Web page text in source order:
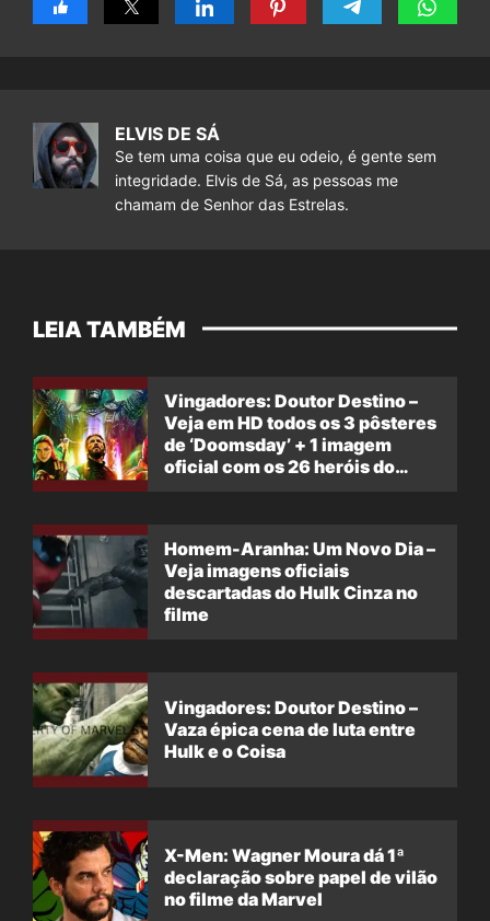
ELVIS DE SÁ
Se tem uma coisa que eu odeio, é gente sem
integridade. Elvis de Sá, as pessoas me
chamam de Senhor das Estrelas.
LEIA TAMBÉM
Vingadores: Doutor Destino –
Veja em HD todos os 3 pôsteres
de ‘Doomsday’ + 1 imagem
oficial com os 26 heróis do
Homem-Aranha: Um Novo Dia –
Veja imagens oficiais
descartadas do Hulk Cinza no
filme
Vingadores: Doutor Destino –
Vaza épica cena de luta entre
Hulk e o Coisa
X-Men: Wagner Moura dá 1ª
declaração sobre papel de vilão
no filme da Marvel